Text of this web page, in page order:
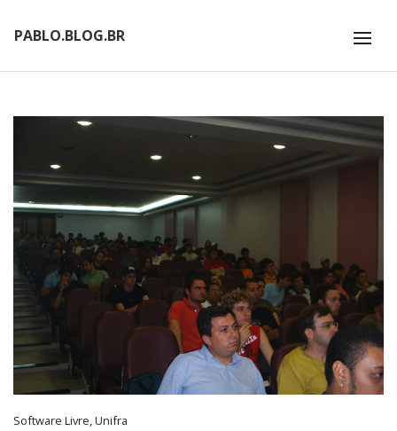
PABLO.BLOG.BR
Software Livre, Unifra